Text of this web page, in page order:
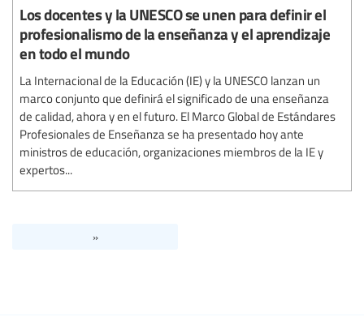
Los docentes y la UNESCO se unen para definir el
profesionalismo de la enseñanza y el aprendizaje
en todo el mundo
La Internacional de la Educación (IE) y la UNESCO lanzan un
marco conjunto que definirá el significado de una enseñanza
de calidad, ahora y en el futuro. El Marco Global de Estándares
Profesionales de Enseñanza se ha presentado hoy ante
ministros de educación, organizaciones miembros de la IE y
expertos...
»